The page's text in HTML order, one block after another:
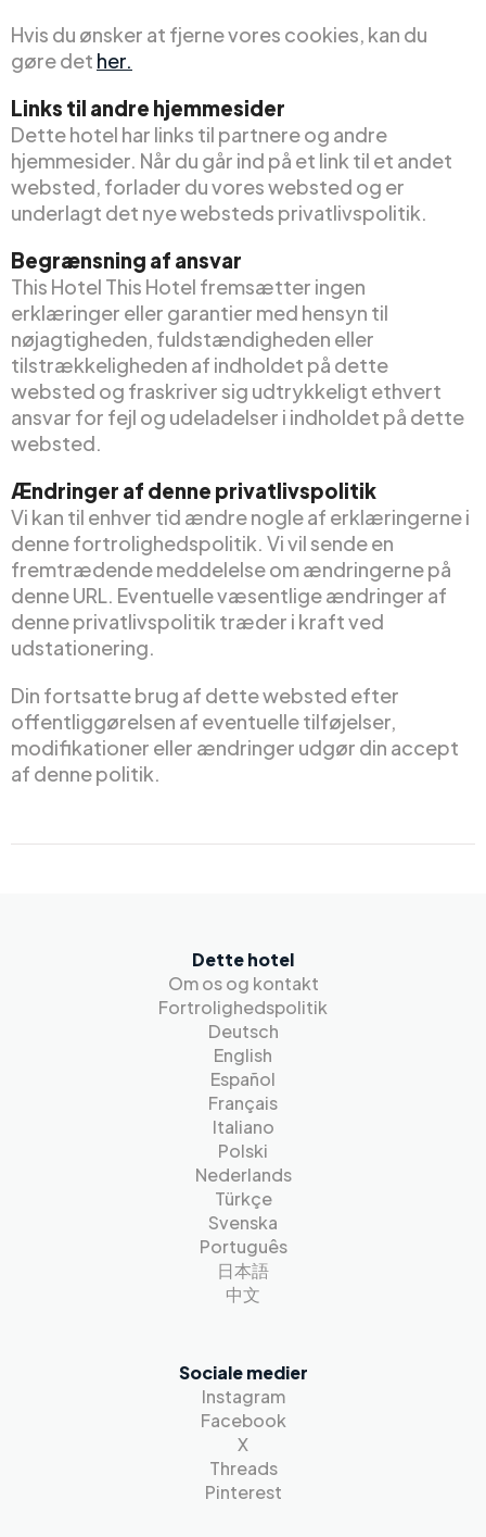
Hvis du ønsker at fjerne vores cookies, kan du
gøre det her.
Links til andre hjemmesider
Dette hotel har links til partnere og andre
hjemmesider. Når du går ind på et link til et andet
websted, forlader du vores websted og er
underlagt det nye websteds privatlivspolitik.
Begrænsning af ansvar
This Hotel This Hotel fremsætter ingen
erklæringer eller garantier med hensyn til
nøjagtigheden, fuldstændigheden eller
tilstrækkeligheden af indholdet på dette
websted og fraskriver sig udtrykkeligt ethvert
ansvar for fejl og udeladelser i indholdet på dette
websted.
Ændringer af denne privatlivspolitik
Vi kan til enhver tid ændre nogle af erklæringerne i
denne fortrolighedspolitik. Vi vil sende en
fremtrædende meddelelse om ændringerne på
denne URL. Eventuelle væsentlige ændringer af
denne privatlivspolitik træder i kraft ved
udstationering.
Din fortsatte brug af dette websted efter
offentliggørelsen af eventuelle tilføjelser,
modifikationer eller ændringer udgør din accept
af denne politik.
Dette hotel
Om os og kontakt
Fortrolighedspolitik
Deutsch
English
Español
Français
Italiano
Polski
Nederlands
Türkçe
Svenska
Português
日本語
中文
Sociale medier
Instagram
Facebook
X
Threads
Pinterest